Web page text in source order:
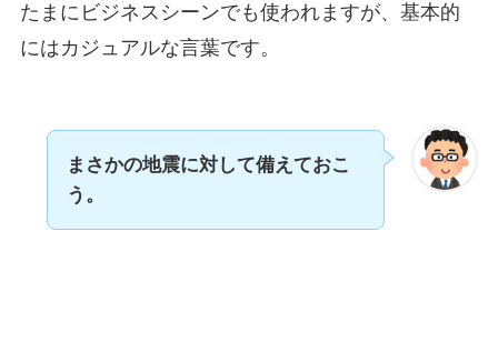
たまにビジネスシーンでも使われますが、基本的
にはカジュアルな言葉です。
まさかの地震に対して備えておこ
う。